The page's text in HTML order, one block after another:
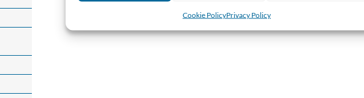
Cookie PolicyPrivacy Policy